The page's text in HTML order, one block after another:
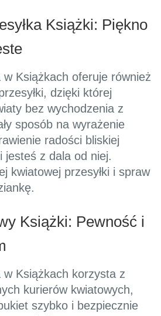
Książki: Piękno
w Książkach oferuje również
dzięki której
bez wychodzenia z
sposób na wyrażenie
radości bliskiej
jesteś z dala od niej.
kwiatowej przesyłki i spraw
Książki: Pewność i
w Książkach korzysta z
kurierów kwiatowych,
szybko i bezpiecznie